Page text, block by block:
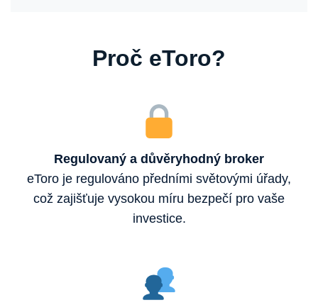
Proč eToro?
Regulovaný a důvěryhodný broker
eToro je regulováno předními světovými úřady,
což zajišťuje vysokou míru bezpečí pro vaše
investice.